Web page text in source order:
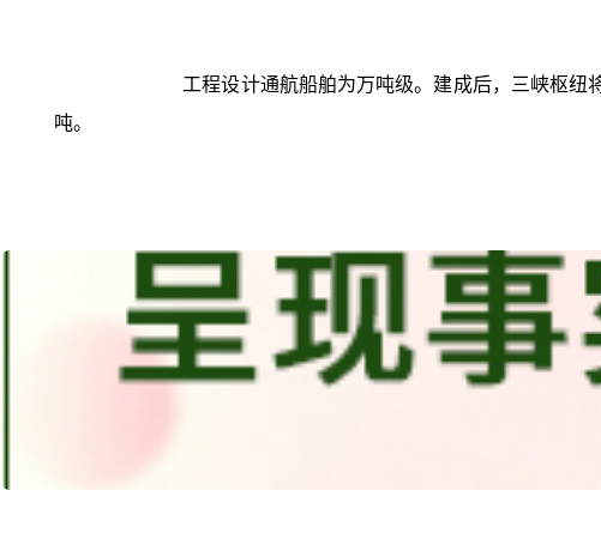
工程设计通航船舶为万吨级。建成后，三峡枢纽
吨。